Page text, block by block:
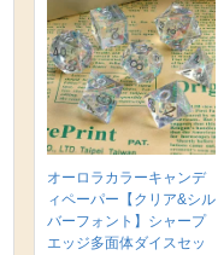
オーロラカラーキャンデ
ィペーパー【クリア&シル
バーフォント】シャープ
エッジ多面体ダイスセッ